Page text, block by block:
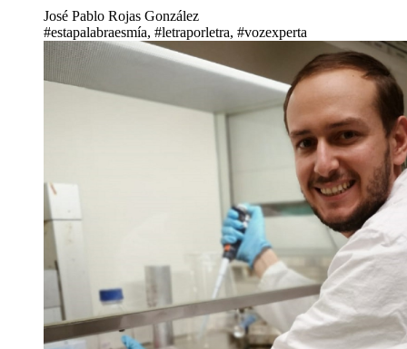
José Pablo Rojas González
#estapalabraesmía, #letraporletra, #vozexperta